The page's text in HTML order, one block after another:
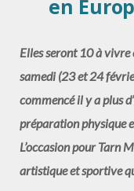
en
Elles seront 10 à vivre
samedi (23 et 24
commencé il y a plus
préparation physique
L’occasion pour Tarn
artistique et sportive